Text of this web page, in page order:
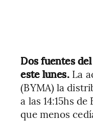
Dos fuentes
este lunes. La
(BYMA) la
a las 14:15hs
que menos